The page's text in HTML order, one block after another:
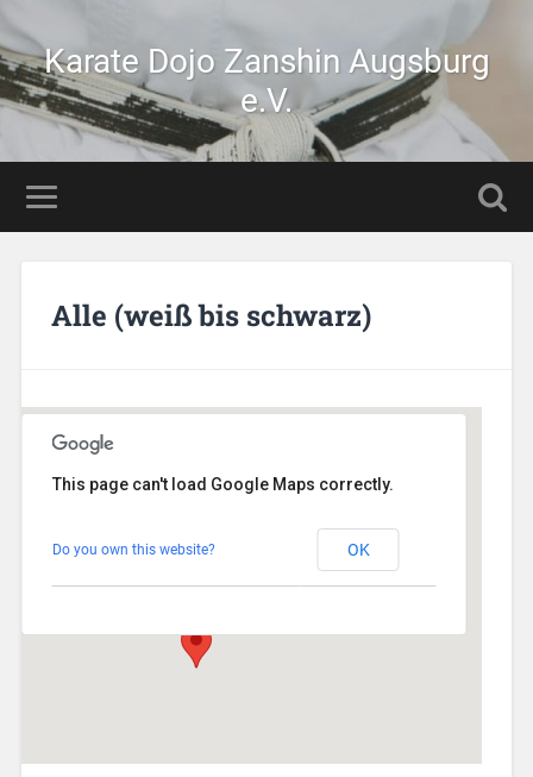
Karate Dojo Zanshin Augsburg
e.V.
Alle (weiß bis schwarz)
Veranstaltungen
This page can't load Google Maps correctly.
Do you own this website? OK